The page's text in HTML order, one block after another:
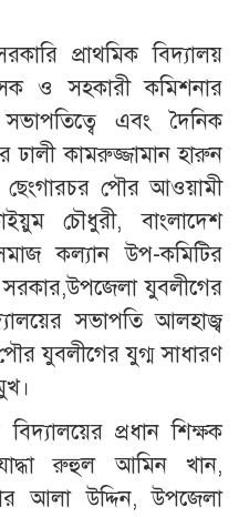
প্রাথমিক বিদ্যালয়
ও সহকারী কমিশনার
এবং দৈনিক
ঢালী কামরুজ্জামান হারুন
ছেংগারচর পৌর আওয়ামী
চৌধুরী, বাংলাদেশ
কল্যান উপ-কমিটির
যুবলীগের
সভাপতি আলহাজ্ব
যুবলীগের যুগ্ম সাধারণ
প্রধান শিক্ষক
রুহুল আমিন খান,
আলা উদ্দিন, উপজেলা